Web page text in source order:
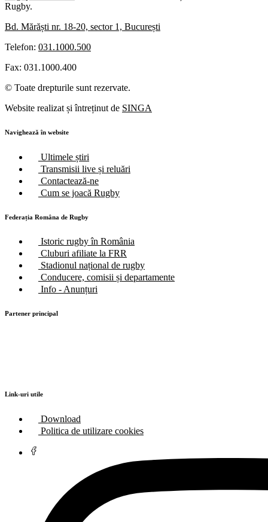
Rugby.
Bd. Mărăști nr. 18-20, sector 1, București
Telefon: 031.1000.500
Fax: 031.1000.400
© Toate drepturile sunt rezervate.
Website realizat și întreținut de SINGA
Navighează în website
Ultimele știri
Transmisii live și reluări
Contactează-ne
Cum se joacă Rugby
Federația Româna de Rugby
Istoric rugby în România
Cluburi afiliate la FRR
Stadionul național de rugby
Conducere, comisii și departamente
Info - Anunțuri
Partener principal
Link-uri utile
Download
Politica de utilizare cookies